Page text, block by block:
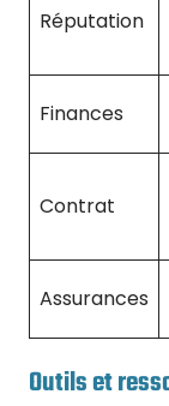
Réputation
Finances
Contrat
Assurances
Outils et